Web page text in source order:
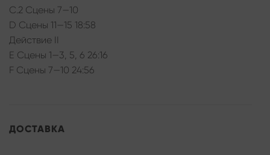
C.2 Сцены 7—10
D Сцены 11—15 18:58
Действие II
E Cцены 1—3, 5, 6 26:16
F Сцены 7—10 24:56
ДОСТАВКА